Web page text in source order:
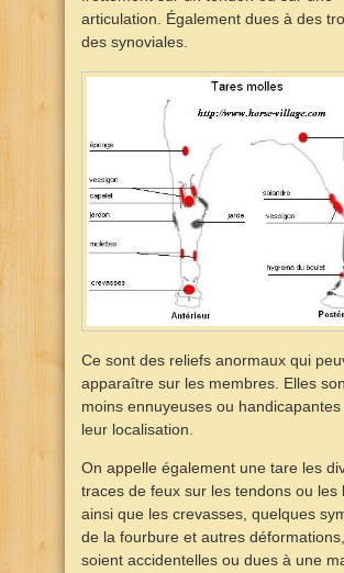
articulation. Également dues à des
des synoviales.
Ce sont des reliefs anormaux qui
apparaître sur les membres. Elles
moins ennuyeuses ou handicapantes
leur localisation.
On appelle également une tare les
traces de feux sur les tendons ou les
ainsi que les crevasses, quelques
de la fourbure et autres
soient accidentelles ou dues à une